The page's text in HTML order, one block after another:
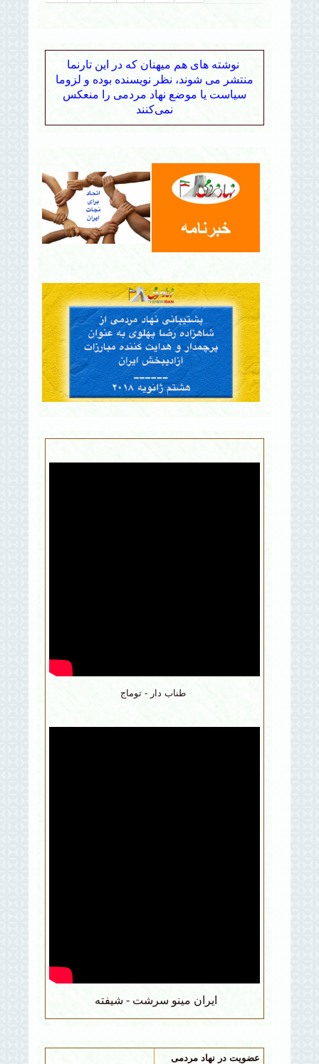
نوشته های هم میهنان که در این تارنما
منتشر می شوند، نظر نویسنده بوده و لزوما
سیاست یا موضع نهاد مردمی را منعکس
نمی‌کنند
طناب دار - توماج
ايران مينو سرشت - شيفته
عضویت در نهاد مردمی